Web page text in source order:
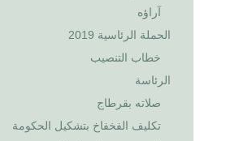
آراؤه
الحملة الرئاسية 2019
خطاب التنصيب
الرئاسة
صلاته بقرطاج
تكليف الفخفاخ بتشكيل الحكومة